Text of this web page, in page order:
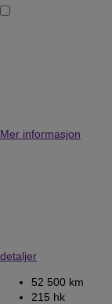
Mer informasjon
detaljer
52 500 km
215 hk